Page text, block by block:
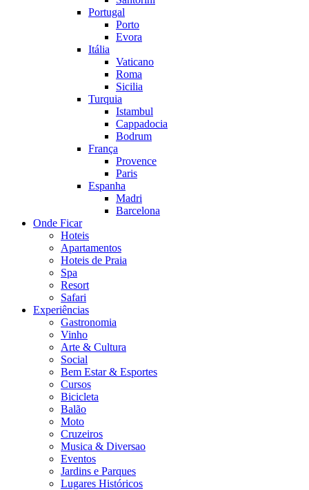
Portugal
Porto
Evora
Itália
Vaticano
Roma
Sicilia
Turquia
Istambul
Cappadocia
Bodrum
França
Provence
Paris
Espanha
Madri
Barcelona
Onde Ficar
Hoteis
Apartamentos
Hoteis de Praia
Spa
Resort
Safari
Experiências
Gastronomia
Vinho
Arte & Cultura
Social
Bem Estar & Esportes
Cursos
Bicicleta
Balão
Moto
Cruzeiros
Musica & Diversao
Eventos
Jardins e Parques
Lugares Históricos